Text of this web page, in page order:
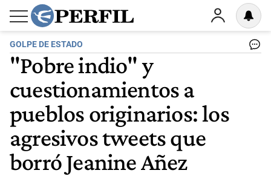
GOLPE DE ESTADO
"Pobre indio" y
cuestionamientos a
pueblos originarios: los
agresivos tweets que
borró Jeanine Añez